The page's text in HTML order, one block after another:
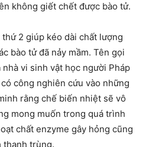
không giết chết được bào tử.
2 giúp kéo dài chất lượng
bào tử đã nảy mầm. Tên gọi
vi sinh vật học người Pháp
công nghiên cứu vào những
rằng chế biến nhiệt sẽ vô
mong muốn trong quá trình
chất enzyme gây hỏng cũng
thanh trùng.